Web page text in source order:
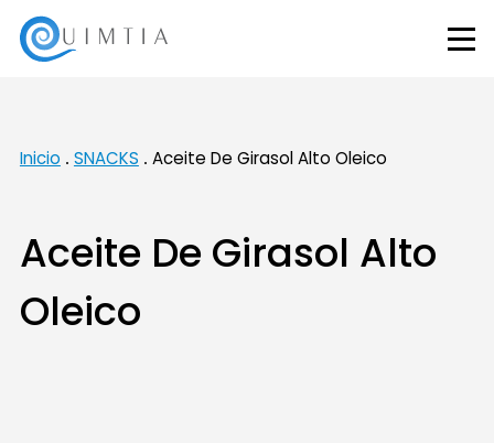
Inicio SNACKS Aceite De Girasol Alto Oleico
Aceite De Girasol Alto
Oleico